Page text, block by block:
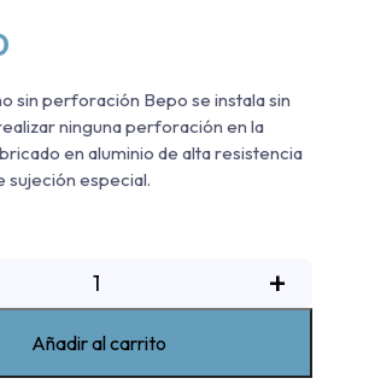
sin perforación Bepo se instala sin
ninguna perforación en la
en aluminio de alta resistencia
sujeción especial.
+
Añadir al carrito